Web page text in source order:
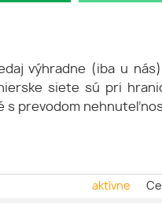
výhradne (iba u
siete sú pri
prevodom
aktívne